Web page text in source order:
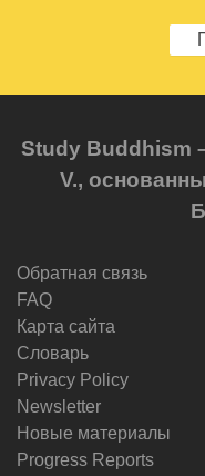
Study Buddhism
V.,
Обратная связь
FAQ
Карта сайта
Словарь
Privacy Policy
Newsletter
Новые материалы
Progress Reports